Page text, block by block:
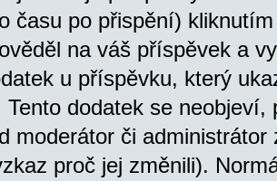
času po přispění)
na váš příspěvek a
u příspěvku, který
Tento dodatek se
moderátor či
proč jej změnili).